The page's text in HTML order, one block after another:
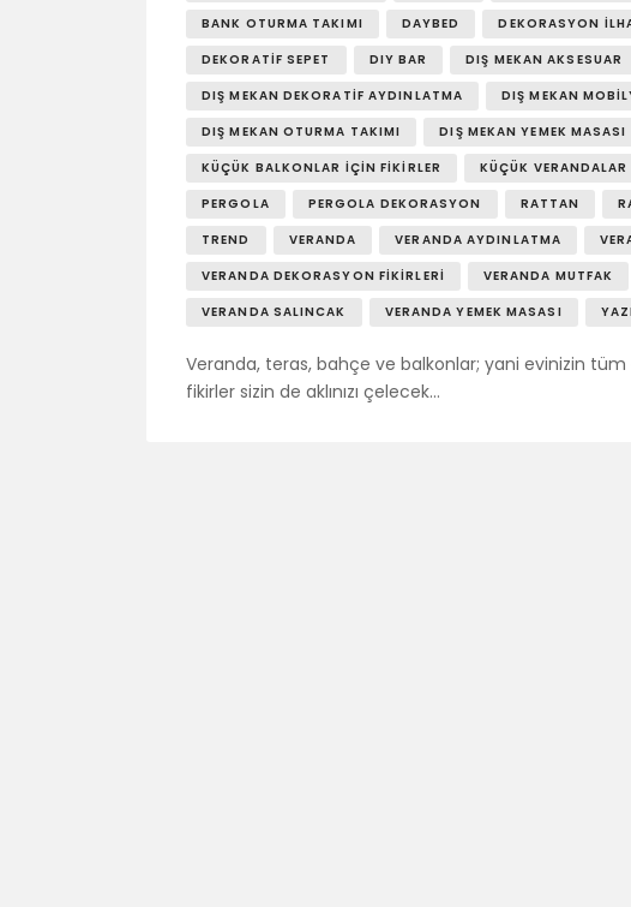
BANK OTURMA TAKIMI
DAYBED DEKORASYON
DEKORATIF SEPET
DIY BAR DIŞ MEKAN AKSESUAR
DIŞ MEKAN DEKORATIF AYDINLATMA
DIŞ MEKAN
DIŞ MEKAN OTURMA TAKIMI
DIŞ MEKAN YEMEK MASASI
KÜÇÜK BALKONLAR İÇIN FIKIRLER
KÜÇÜK
PERGOLA
PERGOLA DEKORASYON RATTAN
TREND
VERANDA VERANDA AYDINLATMA
VERANDA DEKORASYON FIKIRLERI
VERANDA MUTFAK
VERANDA SALINCAK
VERANDA YEMEK MASASI
Veranda, teras, bahçe ve balkonlar; yani evinizin
fikirler sizin de aklınızı çelecek…